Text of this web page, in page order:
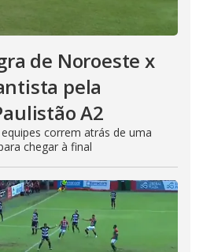
de Noroeste x
pela
A2
correm atrás de uma
chegar à final